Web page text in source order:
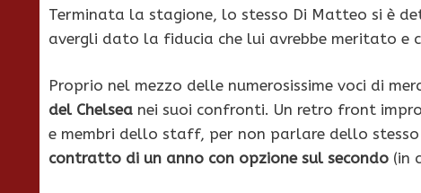
Terminata la stagione, lo stesso Di Matteo si è
avergli dato la fiducia che lui avrebbe meritato e
Proprio nel mezzo delle numerosissime voci di
del Chelsea nei suoi confronti. Un retro front
e membri dello staff, per non parlare dello
contratto di un anno con opzione sul secondo (in